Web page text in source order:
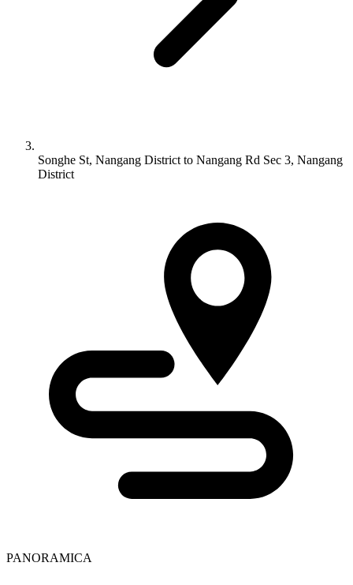
Songhe St, Nangang District to Nangang Rd Sec 3, Nangang
District
PANORAMICA